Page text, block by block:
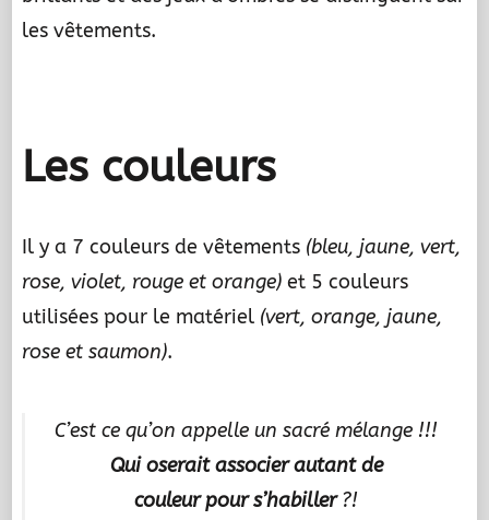
les vêtements.
Les couleurs
Il y a 7 couleurs de vêtements (bleu, jaune, vert,
rose, violet, rouge et orange)et 5 couleurs
utilisées pour le matériel (vert, orange, jaune,
rose et saumon).
C’est ce qu’on appelle un sacré mélange !!!
Qui oserait associer autant de
couleur pour s’habiller?!